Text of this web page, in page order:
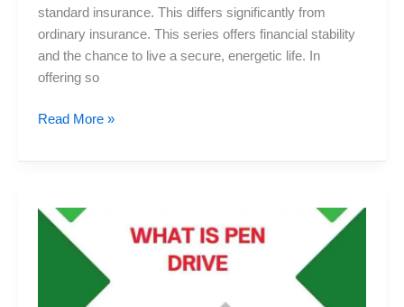
standard insurance. This differs significantly from
ordinary insurance. This series offers financial stability
and the chance to live a secure, energetic life. In
offering so
Introduction
Aditya
Health
Active
Read More »